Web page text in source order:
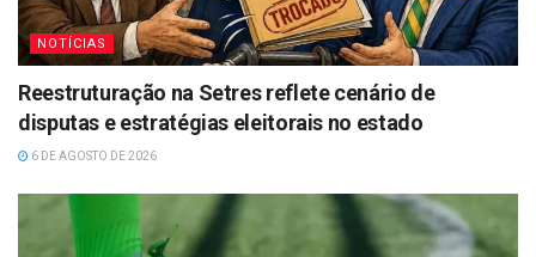
NOTÍCIAS
Reestruturação na Setres reflete cenário de
disputas e estratégias eleitorais no estado
6 DE AGOSTO DE 2026